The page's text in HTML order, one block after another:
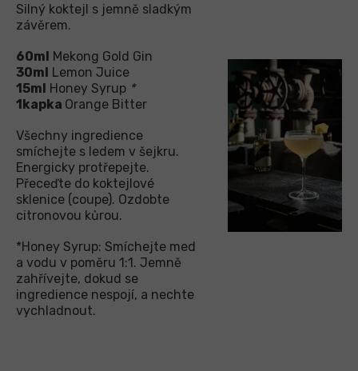
Silný koktejl s jemně sladkým
závěrem.
60ml Mekong Gold Gin
30ml Lemon Juice
15ml Honey Syrup *
1kapka Orange Bitter
Všechny ingredience
smíchejte s ledem v šejkru.
Energicky protřepejte.
Přeceďte do koktejlové
sklenice (coupe). Ozdobte
citronovou kůrou.
*Honey Syrup: Smíchejte med
a vodu v poměru 1:1. Jemně
zahřívejte, dokud se
ingredience nespojí, a nechte
vychladnout.